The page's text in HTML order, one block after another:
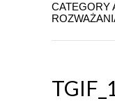
CATEGORY